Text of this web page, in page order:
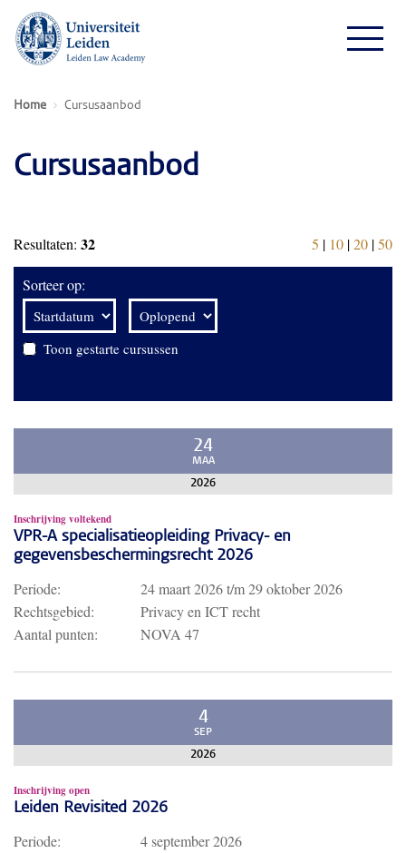
Home Cursusaanbod
Cursusaanbod
Resultaten: 32 5 | 10 |20 |50
Sorteer op:
Toon gestarte cursussen
24
MAA
2026
Inschrijving voltekend
VPR-A specialisatieopleiding Privacy- en
gegevensbeschermingsrecht 2026
Periode: 24 maart 2026t/m29 oktober 2026
Rechtsgebied:
Privacy en ICT recht
Aantal punten:
NOVA 47
4
SEP
2026
Inschrijving open
Leiden Revisited 2026
Periode:
4 september 2026